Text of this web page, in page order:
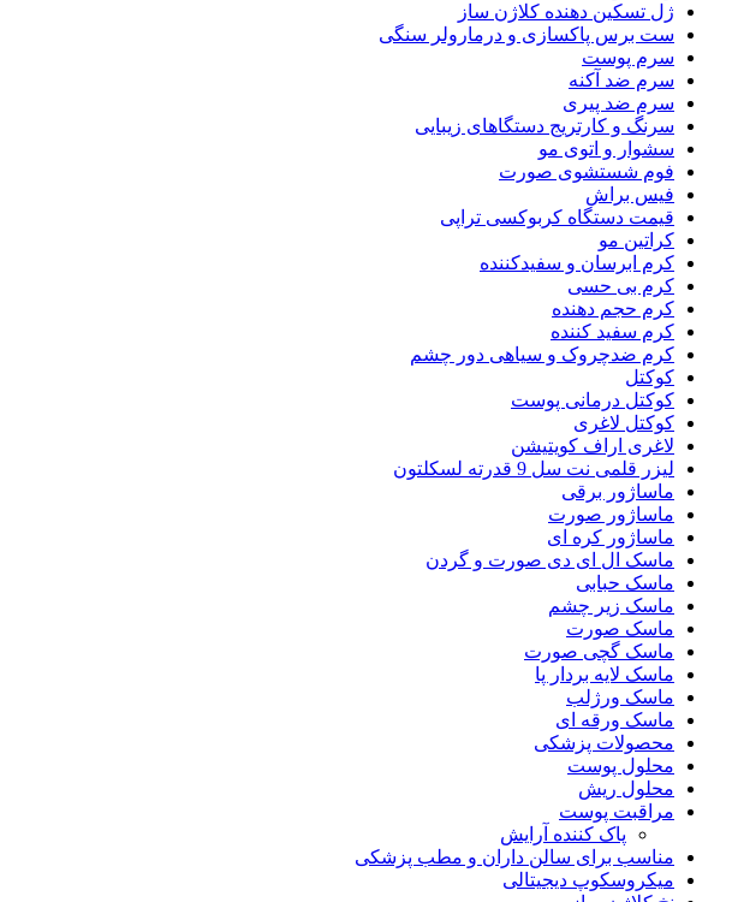
ژل تسکین دهنده کلاژن ساز
ست برس پاکسازی و درمارولر سنگی
سرم پوست
سرم ضد آکنه
سرم ضد پیری
سرنگ و کارتریج دستگاهای زیبایی
سشوار و اتوی مو
فوم شستشوی صورت
فیس براش
قیمت دستگاه کربوکسی تراپی
کراتین مو
کرم ابرسان و سفیدکننده
کرم بی حسی
کرم حجم دهنده
کرم سفید کننده
کرم ضدچروک و سیاهی دور چشم
کوکتل
کوکتل درمانی پوست
کوکتل لاغری
لاغری اراف کویتیشن
لیزر قلمی نت سل 9 قدرته لسکلتون
ماساژور برقی
ماساژور صورت
ماساژور کره ای
ماسک ال ای دی صورت و گردن
ماسک حبابی
ماسک زیر چشم
ماسک صورت
ماسک گچی صورت
ماسک لایه بردار پا
ماسک ورژلب
ماسک ورقه ای
محصولات پزشکی
محلول پوست
محلول ریش
مراقبت پوست
پاک کننده آرایش
مناسب برای سالن داران و مطب پزشکی
میکروسکوپ دیجیتالی